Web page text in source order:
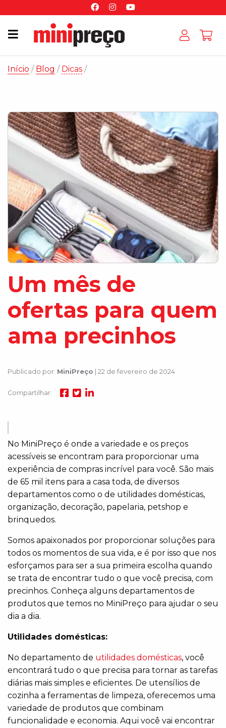
Início / Blog / Dicas
Um mês de
ofertas para quem
ama precinhos
Publicado por: MiniPreço | 22 de fevereiro de 2024
Compartilhar:
No MiniPreço é onde a variedade e os preços
acessíveis se encontram para proporcionar uma
experiência de compras incrível para você. São mais
de 65 mil itens para a casa toda, de diversos
departamentos como o de utilidades domésticas,
organização, decoração, papelaria, petshop e
brinquedos.
Somos apaixonados por proporcionar soluções para
todos os momentos de sua vida, e é por isso que nos
esforçamos para ser a sua primeira escolha quando
se trata de encontrar tudo o que você precisa, com
precinhos. Conheça alguns departamentos de
produtos que temos no MiniPreço para ajudar o seu
dia a dia.
Utilidades domésticas:
No departamento de utilidades domésticas, você
encontrará tudo o que precisa para tornar as tarefas
diárias mais simples e eficientes. De utensílios de
cozinha a ferramentas de limpeza, oferecemos uma
variedade de produtos que combinam
funcionalidade e economia. Aqui você vai encontrar